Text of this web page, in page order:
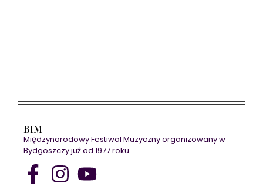
BIM
Międzynarodowy Festiwal Muzyczny organizowany w
Bydgoszczy już od 1977 roku.